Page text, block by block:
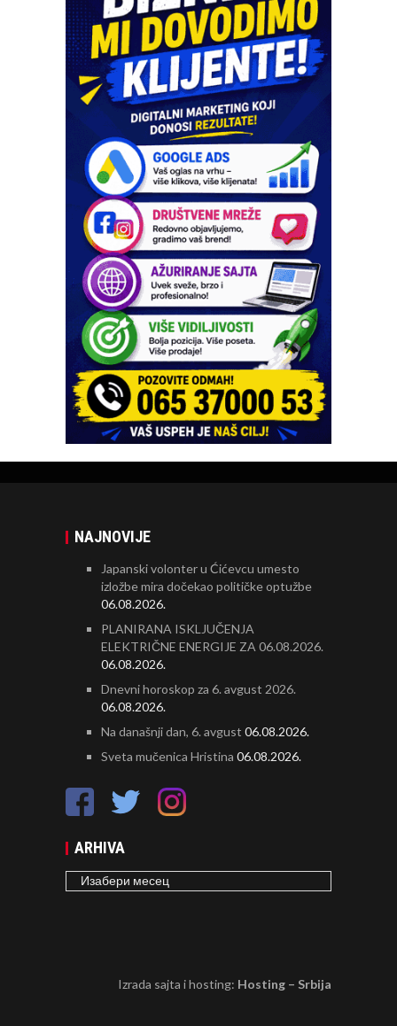
NAJNOVIJE
Japanski volonter u Ćićevcu umesto
izložbe mira dočekao političke optužbe
06.08.2026.
PLANIRANA ISKLJUČENJA
ELEKTRIČNE ENERGIJE ZA 06.08.2026.
06.08.2026.
Dnevni horoskop za 6. avgust 2026.
06.08.2026.
Na današnji dan, 6. avgust 06.08.2026.
Sveta mučenica Hristina 06.08.2026.
ARHIVA
ARHIVA
Izrada sajta i hosting: Hosting – Srbija